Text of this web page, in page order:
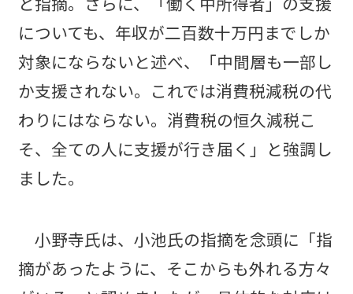
についても、年収が二百数十万円までしか
対象にならないと述べ、「中間層も一部し
か支援されない。これでは消費税減税の代
わりにはならない。消費税の恒久減税こ
そ、全ての人に支援が行き届く」と強調し
ました。
小野寺氏は、小池氏の指摘を念頭に「指
摘があったように、そこからも外れる方々